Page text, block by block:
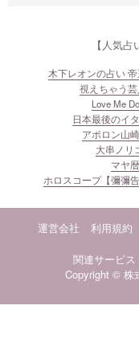
【人気
木下レオンの占い
視えちゃう
Love Me
日本最後のイ
アポロン山
大串ノリ
マヤ
ホロスコープ【彌彌告
運営会社 利用規約
関連サービ
Copyright © 株